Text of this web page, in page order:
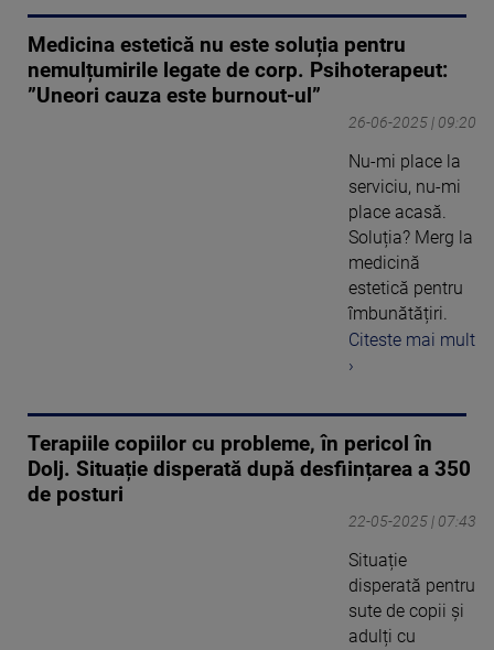
Medicina estetică nu este soluția pentru
nemulțumirile legate de corp. Psihoterapeut:
”Uneori cauza este burnout-ul”
26-06-2025 | 09:20
Nu-mi place la
serviciu, nu-mi
place acasă.
Soluția? Merg la
medicină
estetică pentru
îmbunătățiri.
Citeste mai mult
›
Terapiile copiilor cu probleme, în pericol în
Dolj. Situație disperată după desființarea a 350
de posturi
22-05-2025 | 07:43
Situație
disperată pentru
sute de copii și
adulți cu